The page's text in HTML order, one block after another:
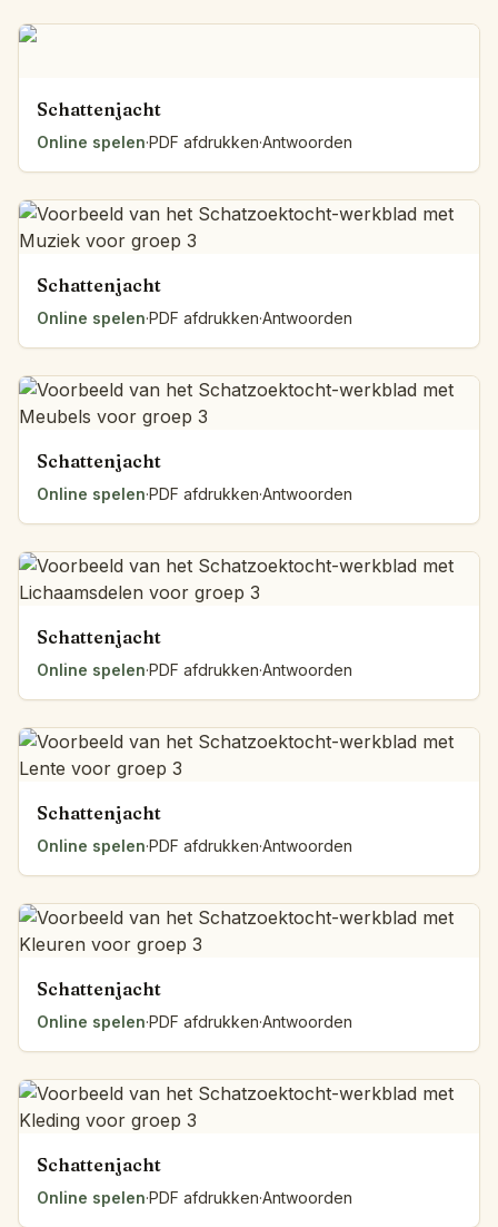
Schattenjacht
Online spelen·PDF afdrukken·Antwoorden
Schattenjacht
Online spelen·PDF afdrukken·Antwoorden
Schattenjacht
Online spelen·PDF afdrukken·Antwoorden
Schattenjacht
Online spelen·PDF afdrukken·Antwoorden
Schattenjacht
Online spelen·PDF afdrukken·Antwoorden
Schattenjacht
Online spelen·PDF afdrukken·Antwoorden
Schattenjacht
Online spelen·PDF afdrukken·Antwoorden